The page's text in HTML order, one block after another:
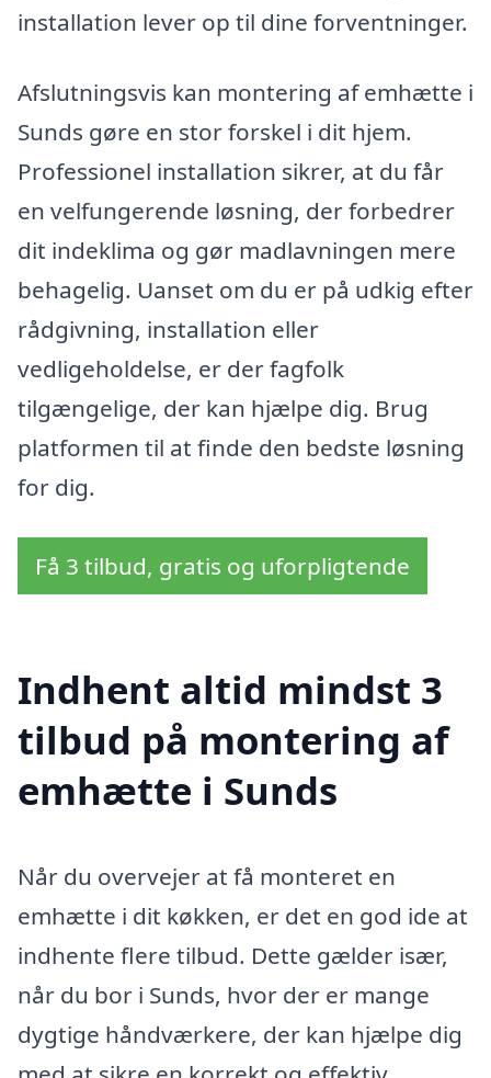
installation lever op til dine forventninger.
Afslutningsvis kan montering af emhætte i
Sunds gøre en stor forskel i dit hjem.
Professionel installation sikrer, at du får
en velfungerende løsning, der forbedrer
dit indeklima og gør madlavningen mere
behagelig. Uanset om du er på udkig efter
rådgivning, installation eller
vedligeholdelse, er der fagfolk
tilgængelige, der kan hjælpe dig. Brug
platformen til at finde den bedste løsning
for dig.
Få 3 tilbud, gratis og uforpligtende
Indhent altid mindst 3
tilbud på montering af
emhætte i Sunds
Når du overvejer at få monteret en
emhætte i dit køkken, er det en god ide at
indhente flere tilbud. Dette gælder især,
når du bor i Sunds, hvor der er mange
dygtige håndværkere, der kan hjælpe dig